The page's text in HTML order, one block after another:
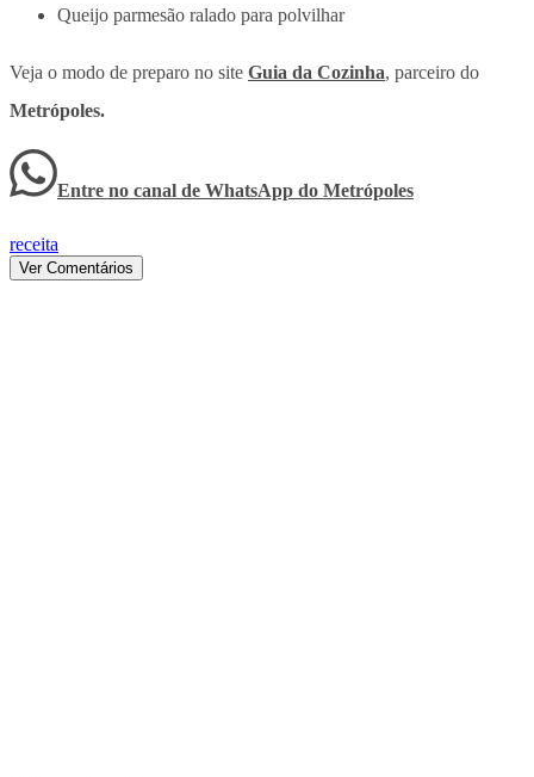
Queijo parmesão ralado para polvilhar
Veja o modo de preparo no site Guia da Cozinha, parceiro do
Metrópoles.
Entre no canal de WhatsApp do Metrópoles
receita
Ver Comentários